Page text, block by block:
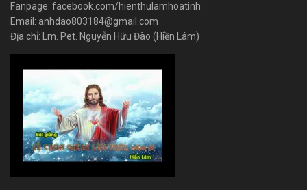
Fanpage: facebook.com/hienthulamhoatinh
Email: anhdao803184@gmail.com
Địa chỉ: Lm. Pet. Nguyễn Hữu Đào (Hiền Lâm)